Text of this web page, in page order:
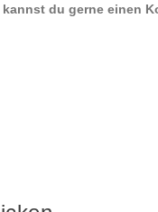
du gerne einen